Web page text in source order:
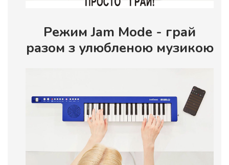
Режим Jam Mode - грай
разом з улюбленою музикою